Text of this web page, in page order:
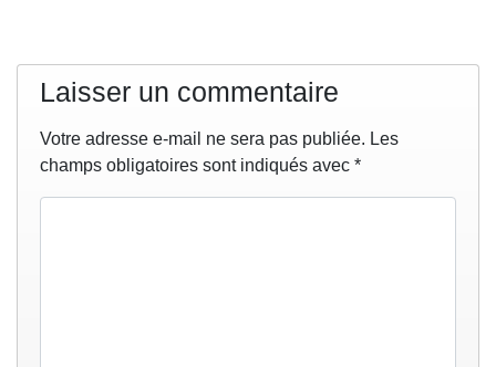
Laisser un commentaire
Votre adresse e-mail ne sera pas publiée. Les
champs obligatoires sont indiqués avec *